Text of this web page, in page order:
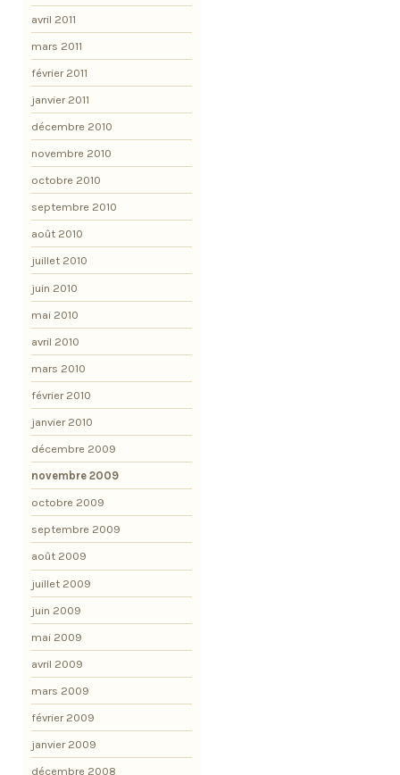
avril 2011
mars 2011
février 2011
janvier 2011
décembre 2010
novembre 2010
octobre 2010
septembre 2010
août 2010
juillet 2010
juin 2010
mai 2010
avril 2010
mars 2010
février 2010
janvier 2010
décembre 2009
novembre 2009
octobre 2009
septembre 2009
août 2009
juillet 2009
juin 2009
mai 2009
avril 2009
mars 2009
février 2009
janvier 2009
décembre 2008